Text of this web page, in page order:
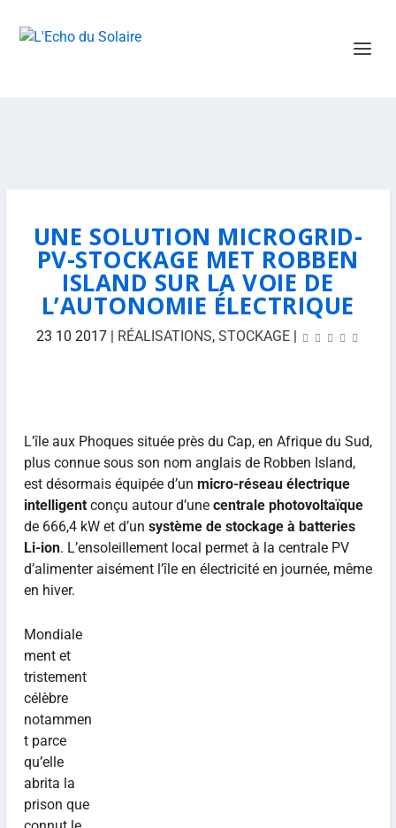
UNE SOLUTION MICROGRID-
PV-STOCKAGE MET ROBBEN
ISLAND SUR LA VOIE DE
L’AUTONOMIE ÉLECTRIQUE
23 10 2017 | RÉALISATIONS,STOCKAGE |
L’île aux Phoques située près du Cap, en Afrique du Sud,
plus connue sous son nom anglais de Robben Island,
est désormais équipée d’un micro-réseau électrique
intelligentconçu autour d’une centrale photovoltaïque
de 666,4 kW et d’un système de stockage à batteries
Li-ion. L’ensoleillement local permet à la centrale PV
d’alimenter aisément l’île en électricité en journée, même
en hiver.
Mondiale
ment et
tristement
célèbre
notammen
t parce
qu’elle
abrita la
prison que